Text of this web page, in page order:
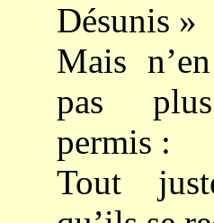
Désunis »
Mais
pas
permis :
Tout